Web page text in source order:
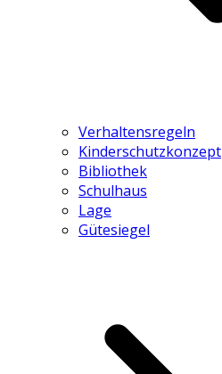
Verhaltensregeln
Kinderschutzkonzept
Bibliothek
Schulhaus
Lage
Gütesiegel